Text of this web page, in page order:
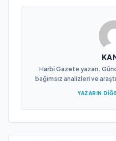
Harbi Gazete yazarı.
bağımsız analizleri ve
YAZARIN